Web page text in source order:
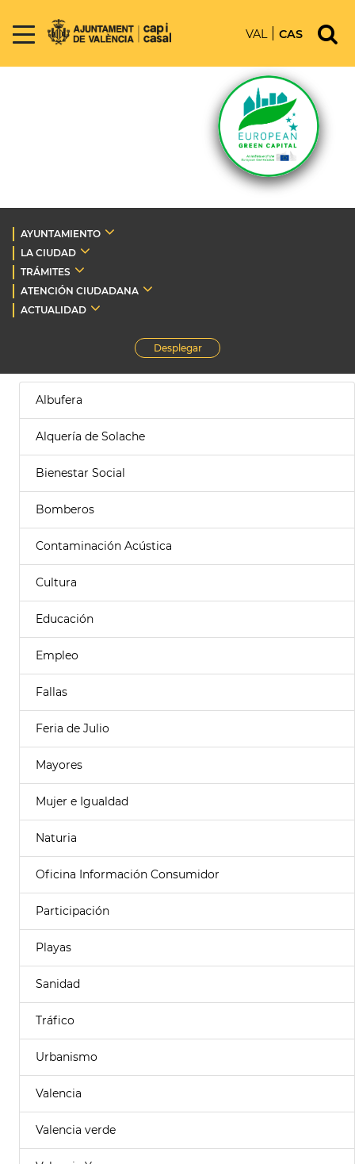
VAL CAS
AYUNTAMIENTO
LA CIUDAD
TRÁMITES
ATENCIÓN CIUDADANA
ACTUALIDAD
Desplegar
Albufera
Alquería de Solache
Bienestar Social
Bomberos
Contaminación Acústica
Cultura
Educación
Empleo
Fallas
Feria de Julio
Mayores
Mujer e Igualdad
Naturia
Oficina Información Consumidor
Participación
Playas
Sanidad
Tráfico
Urbanismo
Valencia
Valencia verde